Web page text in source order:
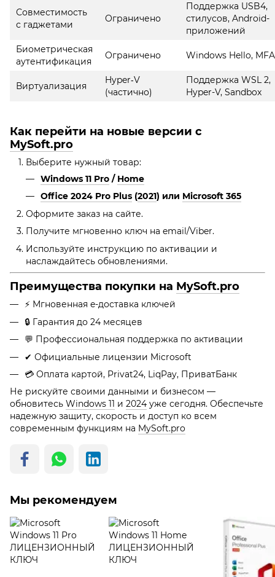
Совместимость
с гаджетами
Ограничено
Поддержка USB4,
стилусов, Android-
приложений
Биометрическая
аутентификация
Ограничено Windows Hello, MFA
Виртуализация
Hyper‐V
(частично)
Поддержка WSL 2,
Hyper-V, Sandbox
Как перейти на новые версии с
MySoft.pro
Выберите нужный товар:
Windows 11 Pro / Home
Office 2024 Pro Plus (2021) или Microsoft 365
Оформите заказ на сайте.
Получите мгновенно ключ на email/Viber.
Используйте инструкцию по активации и
наслаждайтесь обновлениями.
Преимущества покупки на MySoft.pro
⚡ Мгновенная e-доставка ключей
🔒 Гарантия до 24 месяцев
💬 Профессиональная поддержка по активации
✔ Официальные лицензии Microsoft
💳 Оплата картой, Privat24, LiqPay, ПриватБанк
Не рискуйте своими данными и бизнесом —
обновитесь Windows 11 и 2024 уже сегодня. Обеспечьте
надежную защиту, скорость и доступ ко всем
современным функциям на MySoft.pro
Мы рекомендуем